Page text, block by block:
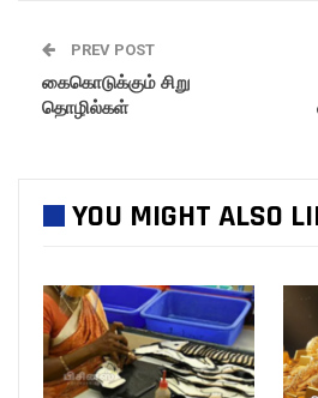
PREV POST
கைகொடுக்கும் சிறு
தொழில்கள்
YOU MIGHT ALSO